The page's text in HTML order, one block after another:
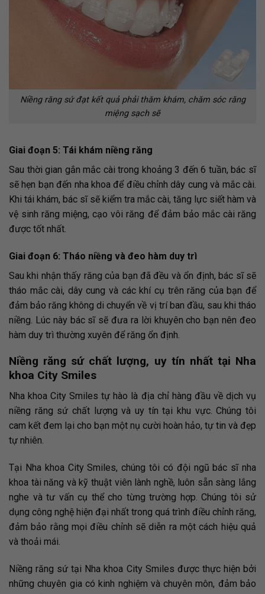
Niềng răng sứ đạt kết quả phải thăm khám, chăm sóc răng
miệng sạch sẽ
Giai đoạn 5: Tái khám niềng răng
Sau thời gian gắn mắc cài trong khoảng 3 đến 6 tuần, bác sĩ
sẽ hẹn bạn đến nha khoa để điều chỉnh dây cung và mắc cài.
Khi tái khám, bác sĩ sẽ kiểm tra mắc cài, tăng lực siết hàm và
vệ sinh răng miệng, cạo vôi răng để đảm bảo mắc cài răng
được tốt nhất.
Giai đoạn 6: Tháo niềng và đeo hàm duy trì
Sau khi nhận thấy răng của bạn đã đều và ổn định, bác sĩ sẽ
tháo mắc cài, dây cung và các khí cụ trên răng của bạn để
đảm bảo răng không di chuyển về vị trí ban đầu, sau khi tháo
niềng. Lúc này bác sĩ sẽ đưa ra lời khuyên cho bạn nên đeo
hàm duy trì thường xuyên để răng ổn định.
Niềng răng sứ chất lượng, uy tín nhất tại Nha
khoa City Smiles
Nha khoa City Smiles tự hào là địa chỉ hàng đầu về dịch vụ
niềng răng sứ chất lượng và uy tín tại khu vực. Chúng tôi
cam kết đem lại cho bạn một nụ cười hoàn hảo, tự tin và đẹp
tự nhiên.
Tại Nha khoa City Smiles, chúng tôi có đội ngũ bác sĩ nha
khoa tài năng và kỹ thuật viên lành nghề, luôn sẵn sàng lắng
nghe và tư vấn cụ thể cho từng trường hợp. Chúng tôi sử
dụng công nghệ hiện đại nhất trong quá trình điều chỉnh răng,
đảm bảo rằng mọi điều chỉnh sẽ diễn ra một cách hiệu quả
và thoải mái.
Niềng răng sứ tại Nha khoa City Smiles được thực hiện bởi
những chuyên gia có kinh nghiệm và chuyên môn, đảm bảo